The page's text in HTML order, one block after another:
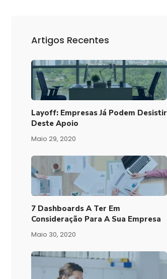
Artigos Recentes
Layoff: Empresas Já Podem Desistir
Deste Apoio
Maio 29, 2020
7 Dashboards A Ter Em
Consideração Para A Sua Empresa
Maio 30, 2020